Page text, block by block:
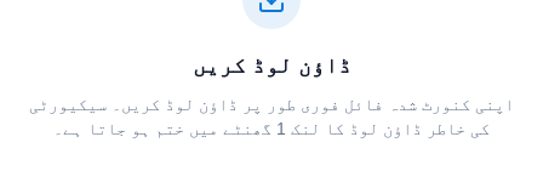
ڈاؤن لوڈ کریں
اپنی کنورٹ شدہ فائل فوری طور پر ڈاؤن لوڈ کریں۔ سیکیورٹی
کی خاطر ڈاؤن لوڈ کا لنک 1 گھنٹے میں ختم ہو جاتا ہے۔